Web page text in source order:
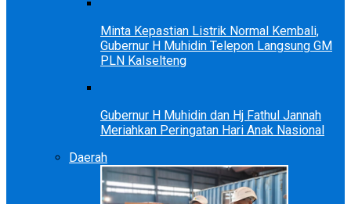
Minta Kepastian Listrik Normal Kembali,
Gubernur H Muhidin Telepon Langsung GM
PLN Kalselteng
Gubernur H Muhidin dan Hj Fathul Jannah
Meriahkan Peringatan Hari Anak Nasional
Daerah